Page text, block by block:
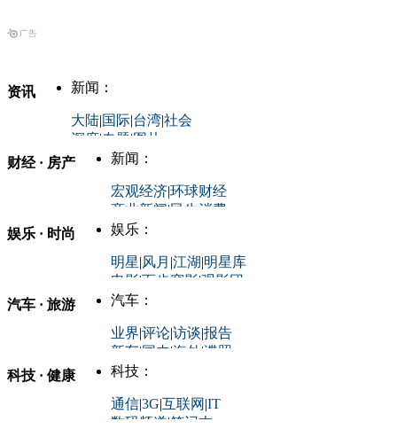
资讯 新闻：
大陆|国际|台湾|社会
深度|专题|图片
中国政要资料库
评论：
时事开讲
军事：
中国军情|环球军情
体育：
NBA CBA|大局观
历史：
财经 · 房产 新闻：
宏观经济|环球财经
商业新闻|民生消费
商业评论|宏观分析
金融观察
股票：
炒股大赛
投资观察|龙虎榜点评
黑马追踪|明星分析师
娱乐 · 时尚 娱乐：
明星|风月 |江湖|明星库
电影|百步穿影|观影团
星座 塔罗
时尚：
时装
化妆品库|试用中心
情感|奢侈品|图片
汽车 · 旅游 汽车：
业界|评论|访谈|报告
新车|国内|海外 |谍照
购车 导购
用车 专栏|二手车
科技 · 健康 科技：
通信|3G|互联网 |IT
数码频道|笔记本